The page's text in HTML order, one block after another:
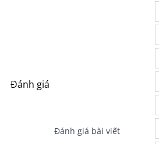
Đánh giá
Đánh giá bài viết